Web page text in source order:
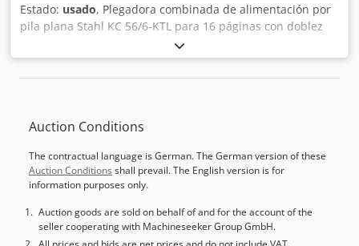
Estado: usado, Plegadora combinada de alimentación por
pila plana Stahl KC 56/6-KTL para 16 páginas con doblez
cruzado, 6 bolsas y 2 cuchillas con bolsa lateral Máquina
de plegado / Plegadora combinada Stahl KC 56/6-KTL
Plegadora de 16 páginas / Doble cruzado de 16 páginas
bolsas 2ª estación: 2 cuchillas con bolsa lateral Unidad
cascada Stahl SAK Incluye compresor y manuales
Inspección online por vídeo vía WhatsApp, MS Zoom o
Telegram En stock en Emskirchen/Núremberg - Disponible
de inmediato - Se puede probar
Auction Conditions
The contractual language is German. The German version of these
Auction Conditions shall prevail. The English version is for
information purposes only.
Auction goods are sold on behalf of and for the account of the
seller cooperating with Machineseeker Group GmbH.